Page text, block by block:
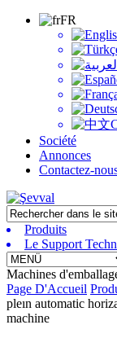
FR
Société
Annonces
Contactez-
Produits
Le Support
Machines
Page D'Accueil
pleın automatic
machine